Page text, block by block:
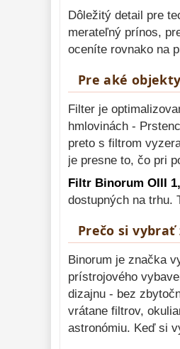
Dôležitý detail pre
merateľný prínos,
oceníte rovnako na
Pre aké
Filter je
hmlovinách -
preto s filtrom
je presne to, čo pri
Filtr Binorum OIII
dostupných na trhu.
Prečo si
Binorum je značka
prístrojového
dizajnu - bez
vrátane filtrov,
astronómiu. Keď si